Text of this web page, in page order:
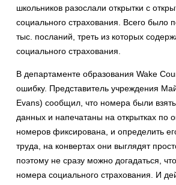
школьников разослали открытки с
социального страхования. Всего было
тыс. посланий, треть из которых
социального страхования.
В департаменте образования Wake
ошибку. Представитель учреждения
Evans) сообщил, что номера были
данных и напечатаны на открытках по
номеров фиксирована, и определить
труда, на конвертах они выглядят
поэтому не сразу можно догадаться,
номера социального страхования. И